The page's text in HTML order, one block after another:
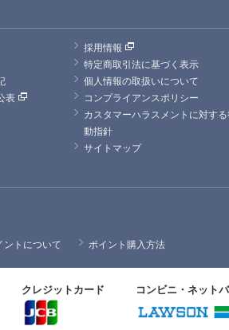
採用情報
特定商取引法に基づく表示
個人情報の取扱いについて
表
コンプライアンスポリシー
カスタマーハラスメントに対す
動指針
サイトマップ
ントについて ポイント購入方法
クレジットカード コンビニ・ネット